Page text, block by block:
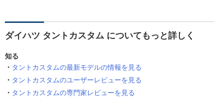
ダイハツ タントカスタム についてもっと詳しく
知る
タントカスタムの最新モデルの情報を見る
タントカスタムのユーザーレビューを見る
タントカスタムの専門家レビューを見る